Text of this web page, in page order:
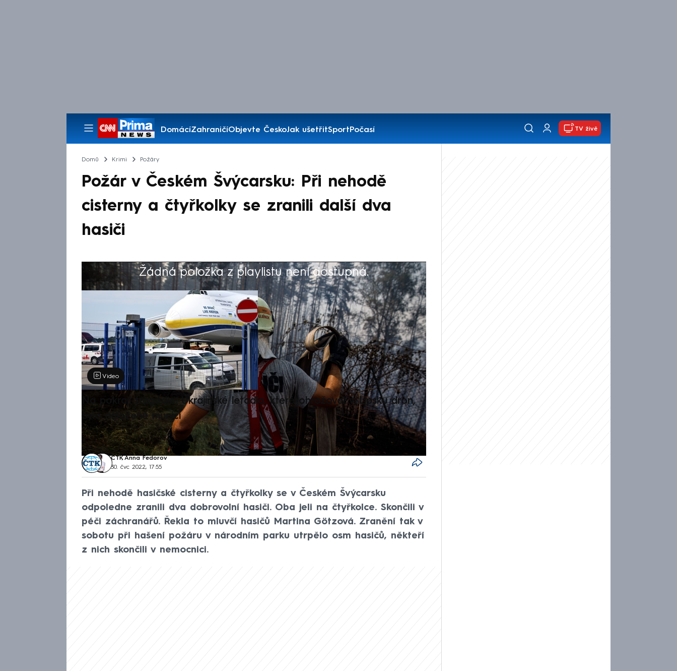
DomácíZahraničíObjevte ČeskoJak ušetřitSportPočasí
Pořady
TV živě
Domů Krimi Požáry
Požár v Českém Švýcarsku: Při nehodě
cisterny a čtyřkolky se zranili další dva
hasiči
Žádná položka z playlistu není dostupná.
Výběr redakce
Video
Na pokraji tragédie: Ukrajinské letadlo, které ohrožoval v Lipsku dron,
bylo naložené municí
ČTK, Anna Fedorov
30. čvc 2022, 17:55
Při nehodě hasičské cisterny a čtyřkolky se v Českém Švýcarsku
odpoledne zranili dva dobrovolní hasiči. Oba jeli na čtyřkolce. Skončili v
péči záchranářů. Řekla to mluvčí hasičů Martina Götzová. Zranění tak v
sobotu při hašení požáru v národním parku utrpělo osm hasičů, někteří
z nich skončili v nemocnici.